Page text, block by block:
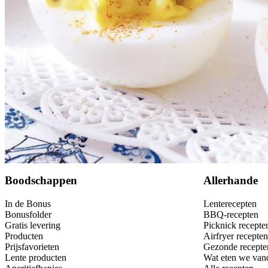
Boodschappen
In de Bonus
Bonusfolder
Gratis levering
Producten
Prijsfavorieten
Lente producten
Allerhande
Lenterecepten
BBQ-recepten
Picknick
Airfryer recepten
Gezonde
Wat eten we